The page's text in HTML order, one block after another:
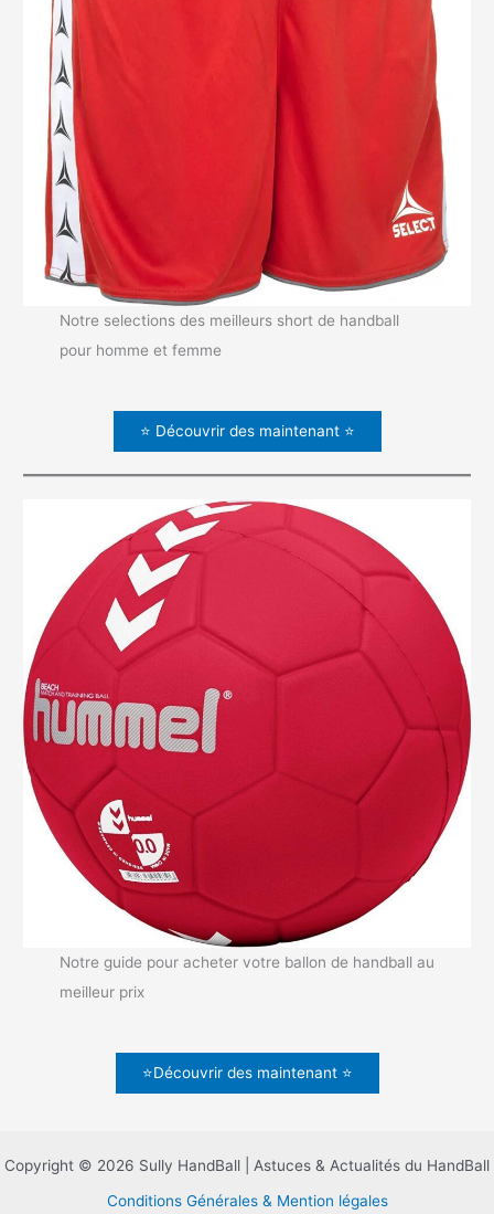
Notre selections des meilleurs short de handball
pour homme et femme
⭐ Découvrir des maintenant ⭐
Notre guide pour acheter votre ballon de handball au
meilleur prix
⭐Découvrir des maintenant ⭐
Copyright © 2026 Sully HandBall | Astuces & Actualités du HandBall
Conditions Générales & Mention légales